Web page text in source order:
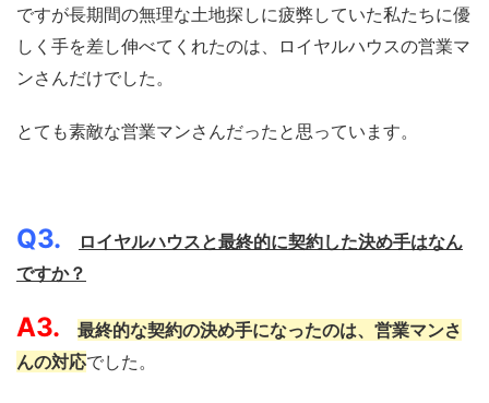
ですが長期間の無理な土地探しに疲弊していた私たちに優
しく手を差し伸べてくれたのは、ロイヤルハウスの営業マ
ンさんだけでした。
とても素敵な営業マンさんだったと思っています。
Q3.
ロイヤルハウスと最終的に契約した決め手はなん
ですか？
A3.
最終的な契約の決め手になったのは、営業マンさ
んの対応でした。